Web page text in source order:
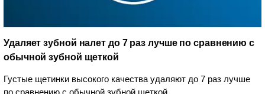
Удаляет зубной налет до 7 раз лучше по сравнению с
обычной зубной щеткой
Густые щетинки высокого качества удаляют до 7 раз лучше
по сравнению с обычной зубной щеткой.